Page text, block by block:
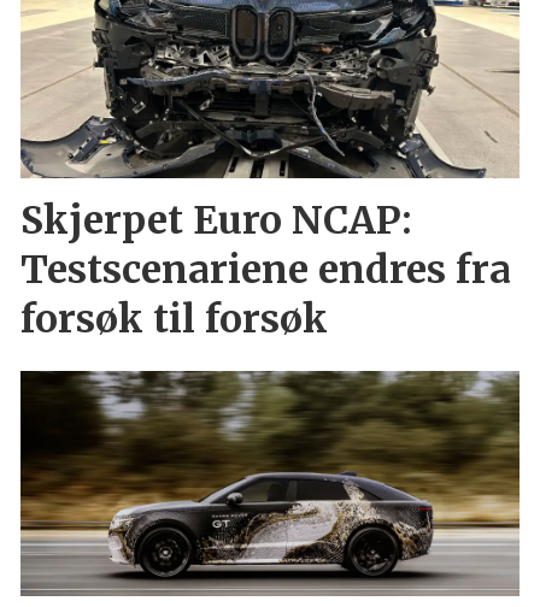
Skjerpet Euro NCAP:
Testscenariene endres fra
forsøk til forsøk